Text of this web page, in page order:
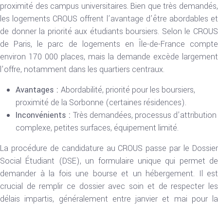
proximité des campus universitaires. Bien que très demandés,
les logements CROUS offrent l’avantage d’être abordables et
de donner la priorité aux étudiants boursiers. Selon le CROUS
de Paris, le parc de logements en Île-de-France compte
environ 170 000 places, mais la demande excède largement
l’offre, notamment dans les quartiers centraux.
Avantages : Abordabilité, priorité pour les boursiers,
proximité de la Sorbonne (certaines résidences).
Inconvénients : Très demandées, processus d’attribution
complexe, petites surfaces, équipement limité.
La procédure de candidature au CROUS passe par le Dossier
Social Étudiant (DSE), un formulaire unique qui permet de
demander à la fois une bourse et un hébergement. Il est
crucial de remplir ce dossier avec soin et de respecter les
délais impartis, généralement entre janvier et mai pour la